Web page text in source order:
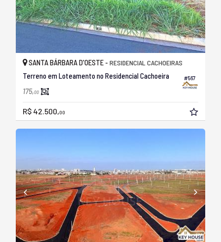
#567
SANTA BÁRBARA D'OESTE - RESIDENCIAL CACHOEIRAS
Terreno em Loteamento no Residencial Cachoeira
175,00
R$ 42.500,00